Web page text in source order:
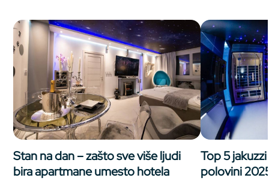
Stan na dan – zašto sve više ljudi
bira apartmane umesto hotela
Top 5
polovini